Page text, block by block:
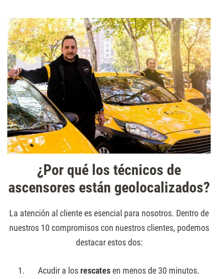
¿Por qué los técnicos de
ascensores están geolocalizados?
La atención al cliente es esencial para nosotros. Dentro de
nuestros 10 compromisos con nuestros clientes, podemos
destacar estos dos:
Acudir a los rescatesen menos de 30 minutos.